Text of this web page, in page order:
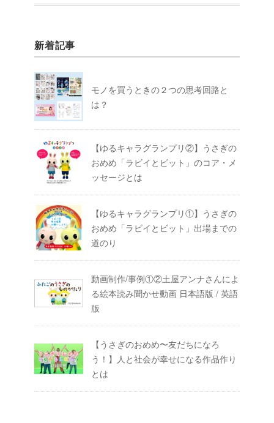
新着記事
モノを買うときの２つの思考回路と
は？
【ゆるキャラグランプリ②】うさぎの
おめめ「ラビイとビット」のコア・メ
ッセージとは
【ゆるキャラグランプリ①】うさぎの
おめめ「ラビイとビット」出場までの
道のり
動画制作/事例①②土屋アンナさんによ
る絵本読み聞かせ動画 日本語版 / 英語
版
【うさぎのおめめ〜友だちになろ
う！】人と社会が幸せになる作品作り
とは